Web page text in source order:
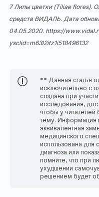
7 Липы цветки (Tiliae flores).
средств ВИДАЛЬ. Дата
04.05.2020. https://
ysclid=m63l2itz1i518496132
** Данная статья
исключительно с
создана при
исследования,
чтобы у читателей
тему. Информация
эквивалентная
медицинского
использована для
диагноза или
помните, что при
ухудшении
решением будет